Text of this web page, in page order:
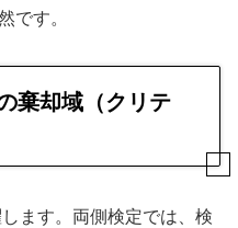
です。
棄却域（クリテ
ます。両側検定では、検